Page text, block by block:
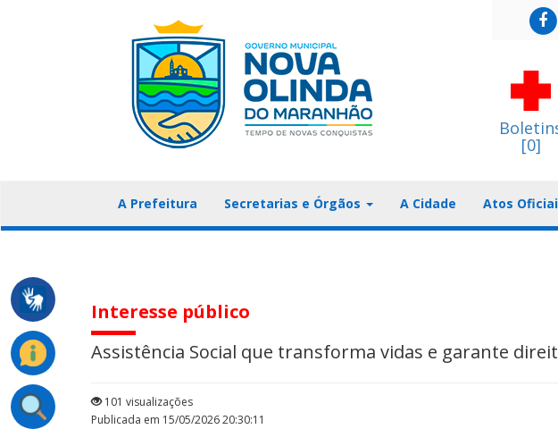
[0]
A Prefeitura Secretarias e Órgãos A Cidade Atos
Interesse público
Assistência Social que transforma vidas e garante
101 visualizações
Publicada em 15/05/2026 20:30:11